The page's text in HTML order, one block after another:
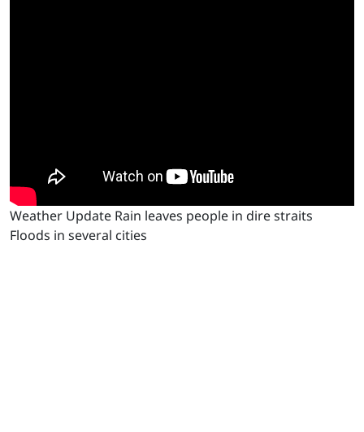
Weather Update Rain leaves people in dire straits
Floods in several cities